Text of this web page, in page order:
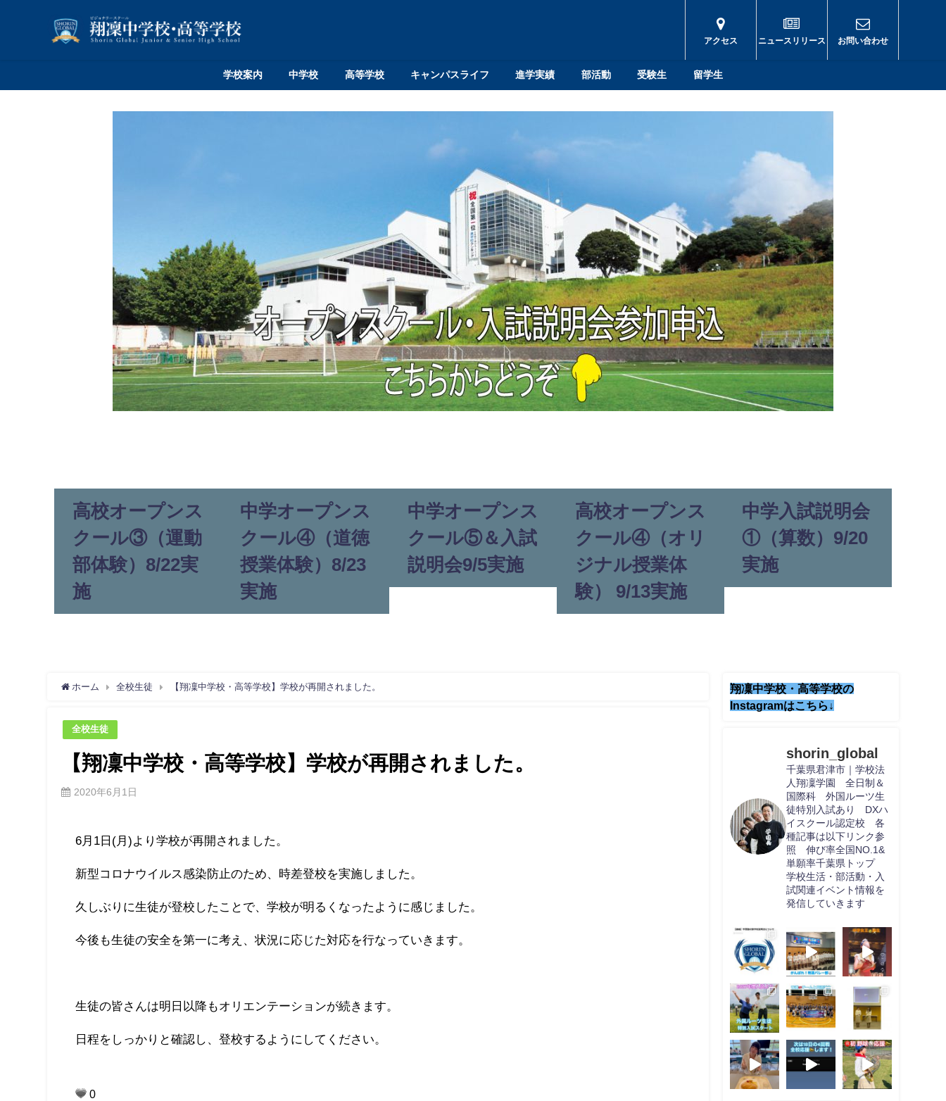
アクセス ニュースリリース お問い合わせ
学校案内 中学校 高等学校 キャンパスライフ 進学実績 部活動 受験生 留学生
高校オープンス
クール③（運動
部体験）8/22実
施
中学オープンス
クール④（道徳
授業体験）8/23
実施
中学オープンス
クール⑤＆入試
説明会9/5実施
高校オープンス
クール④（オリ
ジナル授業体
験） 9/13実施
中学入試説明会
①（算数）9/20
実施
ホーム 全校生徒 【翔凜中学校・高等学校】学校が再開されました。
全校生徒
【翔凜中学校・高等学校】学校が再開されました。
2020年6月1日
6月1日(月)より学校が再開されました。
新型コロナウイルス感染防止のため、時差登校を実施しました。
久しぶりに生徒が登校したことで、学校が明るくなったように感じました。
今後も生徒の安全を第一に考え、状況に応じた対応を行なっていきます。
生徒の皆さんは明日以降もオリエンテーションが続きます。
日程をしっかりと確認し、登校するようにしてください。
0
翔凜中学校・高等学校の
Instagramはこちら↓
shorin_global
千葉県君津市｜学校法
人翔凜学園 全日制＆
国際科 外国ルーツ生
徒特別入試あり DXハ
イスクール認定校 各
種記事は以下リンク参
照 伸び率全国NO.1&
単願率千葉県トップ
学校生活・部活動・入
試関連イベント情報を
発信していきます